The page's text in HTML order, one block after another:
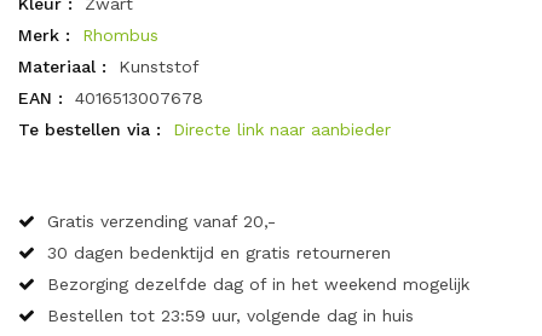
Merk :
Rhombus
Materiaal :
Kunststof
EAN :
4016513007678
Te bestellen via :
Directe link naar aanbieder
Gratis verzending vanaf 20,-
30 dagen bedenktijd en gratis retourneren
Bezorging dezelfde dag of in het weekend mogelijk
Bestellen tot 23:59 uur, volgende dag in huis